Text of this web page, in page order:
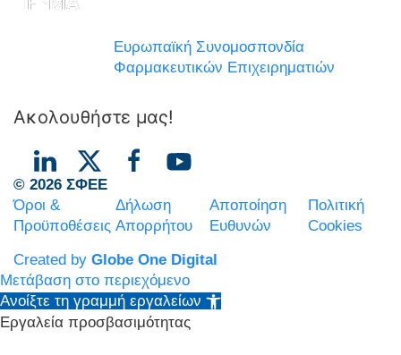
Ευρωπαϊκή Συνομοσπονδία
Φαρμακευτικών Επιχειρηματιών
Ακολουθήστε μας!
© 2026 ΣΦΕΕ
Όροι &
Προϋποθέσεις
Δήλωση
Απορρήτου
Αποποίηση
Ευθυνών
Πολιτική
Cookies
Created by Globe One Digital
Μετάβαση στο περιεχόμενο
Ανοίξτε τη γραμμή εργαλείων
Εργαλεία προσβασιμότητας